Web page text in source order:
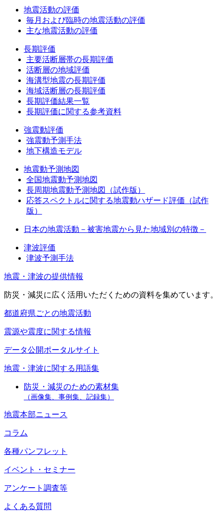
地震活動の評価
毎月および臨時の地震活動の評価
主な地震活動の評価
長期評価
主要活断層帯の長期評価
活断層の地域評価
海溝型地震の長期評価
海域活断層の長期評価
長期評価結果一覧
長期評価に関する参考資料
強震動評価
強震動予測手法
地下構造モデル
地震動予測地図
全国地震動予測地図
長周期地震動予測地図（試作版）
応答スペクトルに関する地震動ハザード評価（試作
版）
日本の地震活動－被害地震から見た地域別の特徴－
津波評価
津波予測手法
地震・津波の提供情報
防災・減災に広く活用いただくための資料を集めています。
都道府県ごとの地震活動
震源や震度に関する情報
データ公開ポータルサイト
地震・津波に関する用語集
防災・減災のための素材集
（画像集、事例集、記録集）
地震本部ニュース
コラム
各種パンフレット
イベント・セミナー
アンケート調査等
よくある質問